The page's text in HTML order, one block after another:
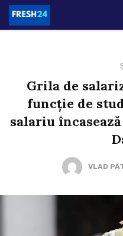
Grila de
funcţie de
salariu
VLAD